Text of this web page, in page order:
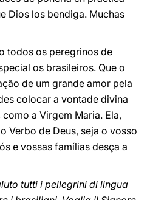
Dios los bendiga. Muchas
todos os peregrinos de
os brasileiros. Que o
de um grande amor pela
colocar a vontade divina
a Virgem Maria. Ela,
Verbo de Deus, seja o vosso
e vossas famílias desça a
tutti i pellegrini di lingua